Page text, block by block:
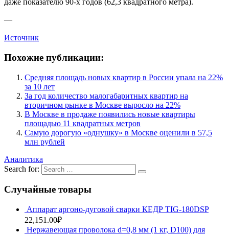
даже показателю 90-х годов (62,3 квадратного метра).
—
Источник
Похожие публикации:
Средняя площадь новых квартир в России упала на 22%
за 10 лет
За год количество малогабаритных квартир на
вторичном рынке в Москве выросло на 22%
В Москве в продаже появились новые квартиры
площадью 11 квадратных метров
Самую дорогую «однушку» в Москве оценили в 57,5
млн рублей
Аналитика
Search for:
Случайные товары
Аппарат аргоно-дуговой сварки КЕДР TIG-180DSP
22,151.00₽
Нержавеющая проволока d=0,8 мм (1 кг, D100) для